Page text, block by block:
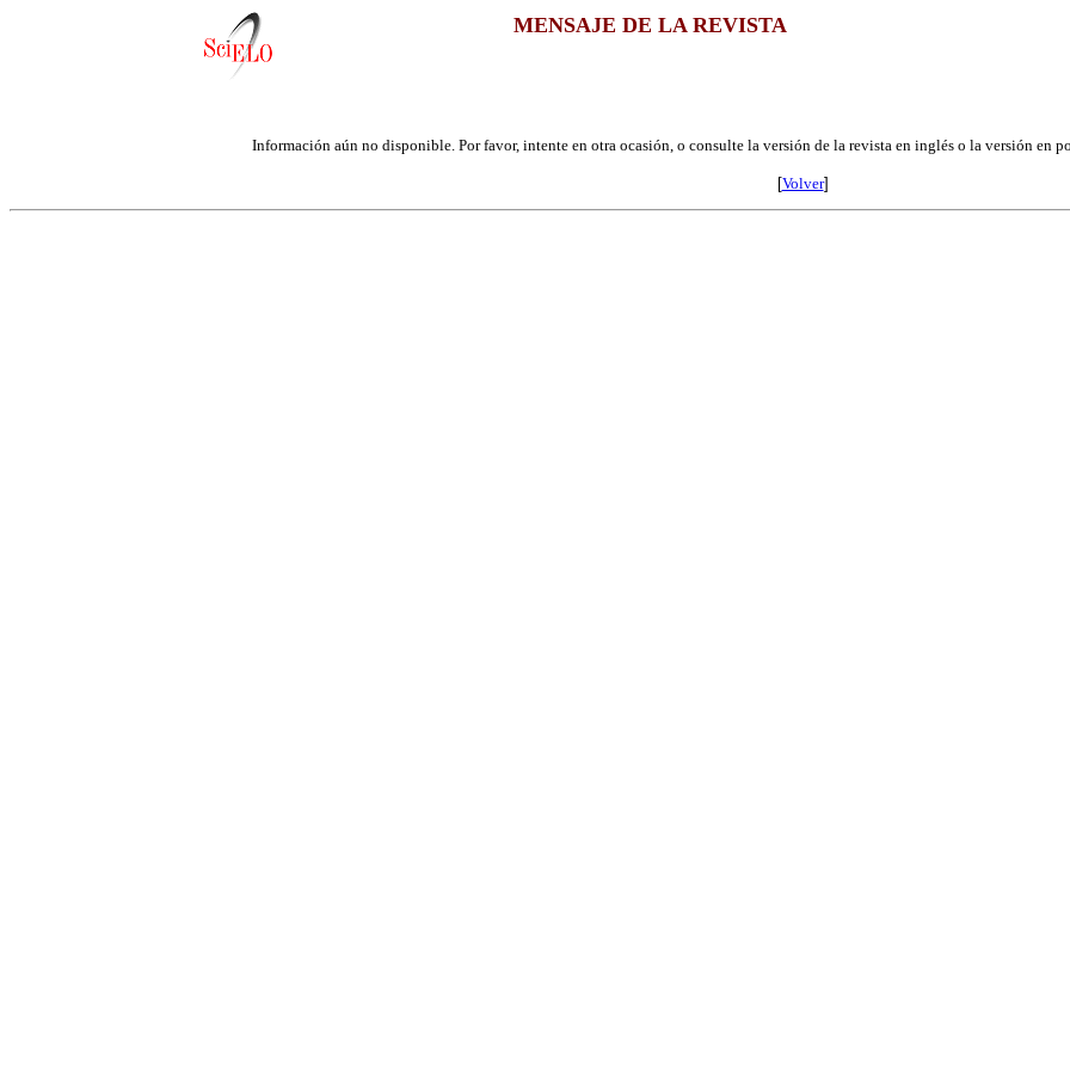
MENSAJE DE LA REVISTA
Información aún no disponible. Por favor, intente en otra ocasión, o consulte la versión de la revista en inglés o la versión en
[Volver]